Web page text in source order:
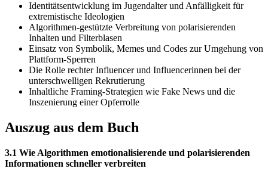
Identitätsentwicklung im Jugendalter und Anfälligkeit für
extremistische Ideologien
Algorithmen-gestützte Verbreitung von polarisierenden
Inhalten und Filterblasen
Einsatz von Symbolik, Memes und Codes zur Umgehung von
Plattform-Sperren
Die Rolle rechter Influencer und Influencerinnen bei der
unterschwelligen Rekrutierung
Inhaltliche Framing-Strategien wie Fake News und die
Inszenierung einer Opferrolle
Auszug aus dem Buch
3.1 Wie Algorithmen emotionalisierende und polarisierenden
Informationen schneller verbreiten